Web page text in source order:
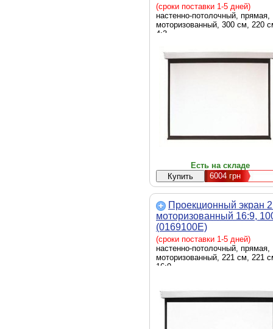
(сроки поставки 1-5 дней)
настенно-потолочный, прямая,
моторизованный, 300 см, 220
4:3
Есть на складе
6004 грн
Проекционный экран
моторизованный 16:9,
(0169100E)
(сроки поставки 1-5 дней)
настенно-потолочный, прямая,
моторизованный, 221 см, 221
16:9